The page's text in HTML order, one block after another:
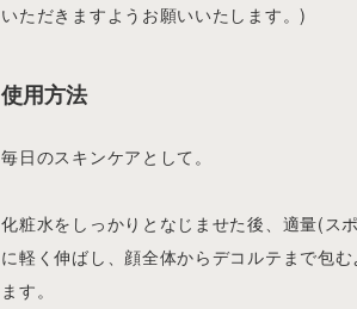
いただきますようお願いいたします。)
使用方法
毎日のスキンケアとして。
化粧水をしっかりとなじませた後、適量(ス
に軽く伸ばし、顔全体からデコルテまで包
ます。